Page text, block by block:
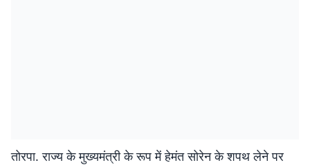
तोरपा. राज्य के मुख्यमंत्री के रूप में हेमंत सोरेन के शपथ लेने पर